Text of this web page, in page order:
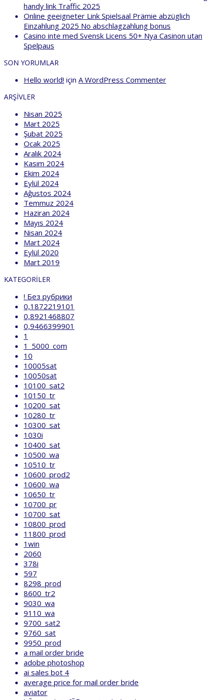
handy link Traffic 2025
Online geeigneter Link Spielsaal Prämie abzüglich
Einzahlung 2025 No abschlagzahlung bonus
Casino inte med Svensk Licens 50+ Nya Casinon utan
Spelpaus
SON YORUMLAR
Hello world! için A WordPress Commenter
ARŞIVLER
Nisan 2025
Mart 2025
Şubat 2025
Ocak 2025
Aralık 2024
Kasım 2024
Ekim 2024
Eylül 2024
Ağustos 2024
Temmuz 2024
Haziran 2024
Mayıs 2024
Nisan 2024
Mart 2024
Eylül 2020
Mart 2019
KATEGORILER
! Без рубрики
0,1872219101
0,8921468807
0,9466399901
1
1_5000_com
10
10005sat
10050sat
10100_sat2
10150_tr
10200_sat
10280_tr
10300_sat
1030i
10400_sat
10500_wa
10510_tr
10600_prod2
10600_wa
10650_tr
10700_pr
10700_sat
10800_prod
11800_prod
1win
2060
378i
597
8298_prod
8600_tr2
9030_wa
9110_wa
9700_sat2
9760_sat
9950_prod
a mail order bride
adobe photoshop
ai sales bot 4
average price for mail order bride
aviator